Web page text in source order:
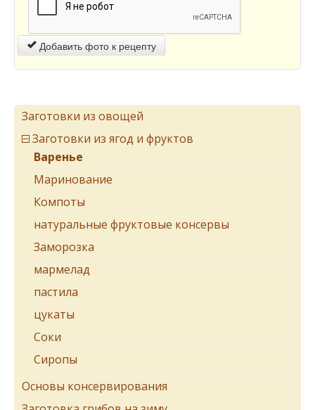
Добавить фото к рецепту
Заготовки из овощей
Заготовки из ягод и фруктов
Варенье
Маринование
Компоты
натуральные фруктовые консервы
Заморозка
мармелад
пастила
цукаты
Соки
Сиропы
Основы консервирования